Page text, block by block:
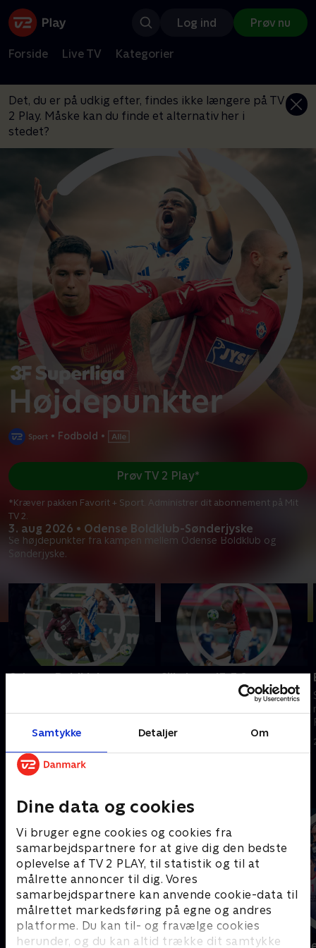
Samtykke Detaljer Om
Dine data og cookies
Vi bruger egne cookies og cookies fra
samarbejdspartnere for at give dig den bedste
oplevelse af TV 2 PLAY, til statistik og til at
målrette annoncer til dig. Vores
samarbejdspartnere kan anvende cookie-data til
målrettet markedsføring på egne og andres
platforme. Du kan til- og fravælge cookies
herunder, og du kan altid trække dit samtykke
Log ind Prøv nu
Forside Live TV Kategorier
Det, du er på udkig efter, findes ikke længere på TV
2 Play. Måske kan du finde et alternativ her i
stedet?
• Fodbold •
3. aug 2026 • Odense Boldklub-Sønderjyske
Se højdepunkter fra kampen mellem Odense Boldklub og
Sønderjyske.
Prøv TV 2 Play*
*Kræver pakken Favorit + Sport. Administrer dit abonnement på Mit
TV 2.
Odense Boldklub-
Sønderjyske.
3. august 2026 • 5 min
Silkeborg IF-F.C.
København.
2. august 2026 • 5 min